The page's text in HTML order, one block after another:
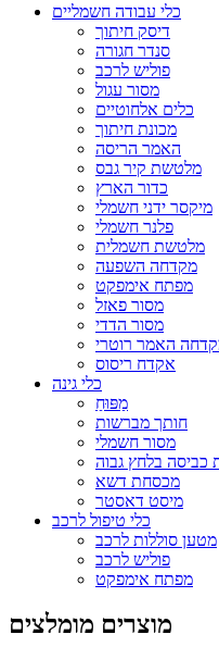
כלי עבודה חשמליים
דיסק חיתוך
סנדר חגורה
פוליש לרכב
מסור עגול
כלים אלחוטיים
מכונת חיתוך
האמר הריסה
מלטשת קיר גבס
כדור הארץ
מיקסר ידני חשמלי
פלנר חשמלי
מלטשת חשמלית
מקדחה השפעה
מפתח אימפקט
מסור פאזל
מסור הדדי
האמר רוטרי
אקדח ריסוס
כלי גינה
מַפּוּחַ
חותך מברשות
מסור חשמלי
כביסה בלחץ גבוה
מכסחת דשא
מיסט דאסטר
כלי טיפול לרכב
מטען סוללות לרכב
פוליש לרכב
מפתח אימפקט
מוצרים מומלצים